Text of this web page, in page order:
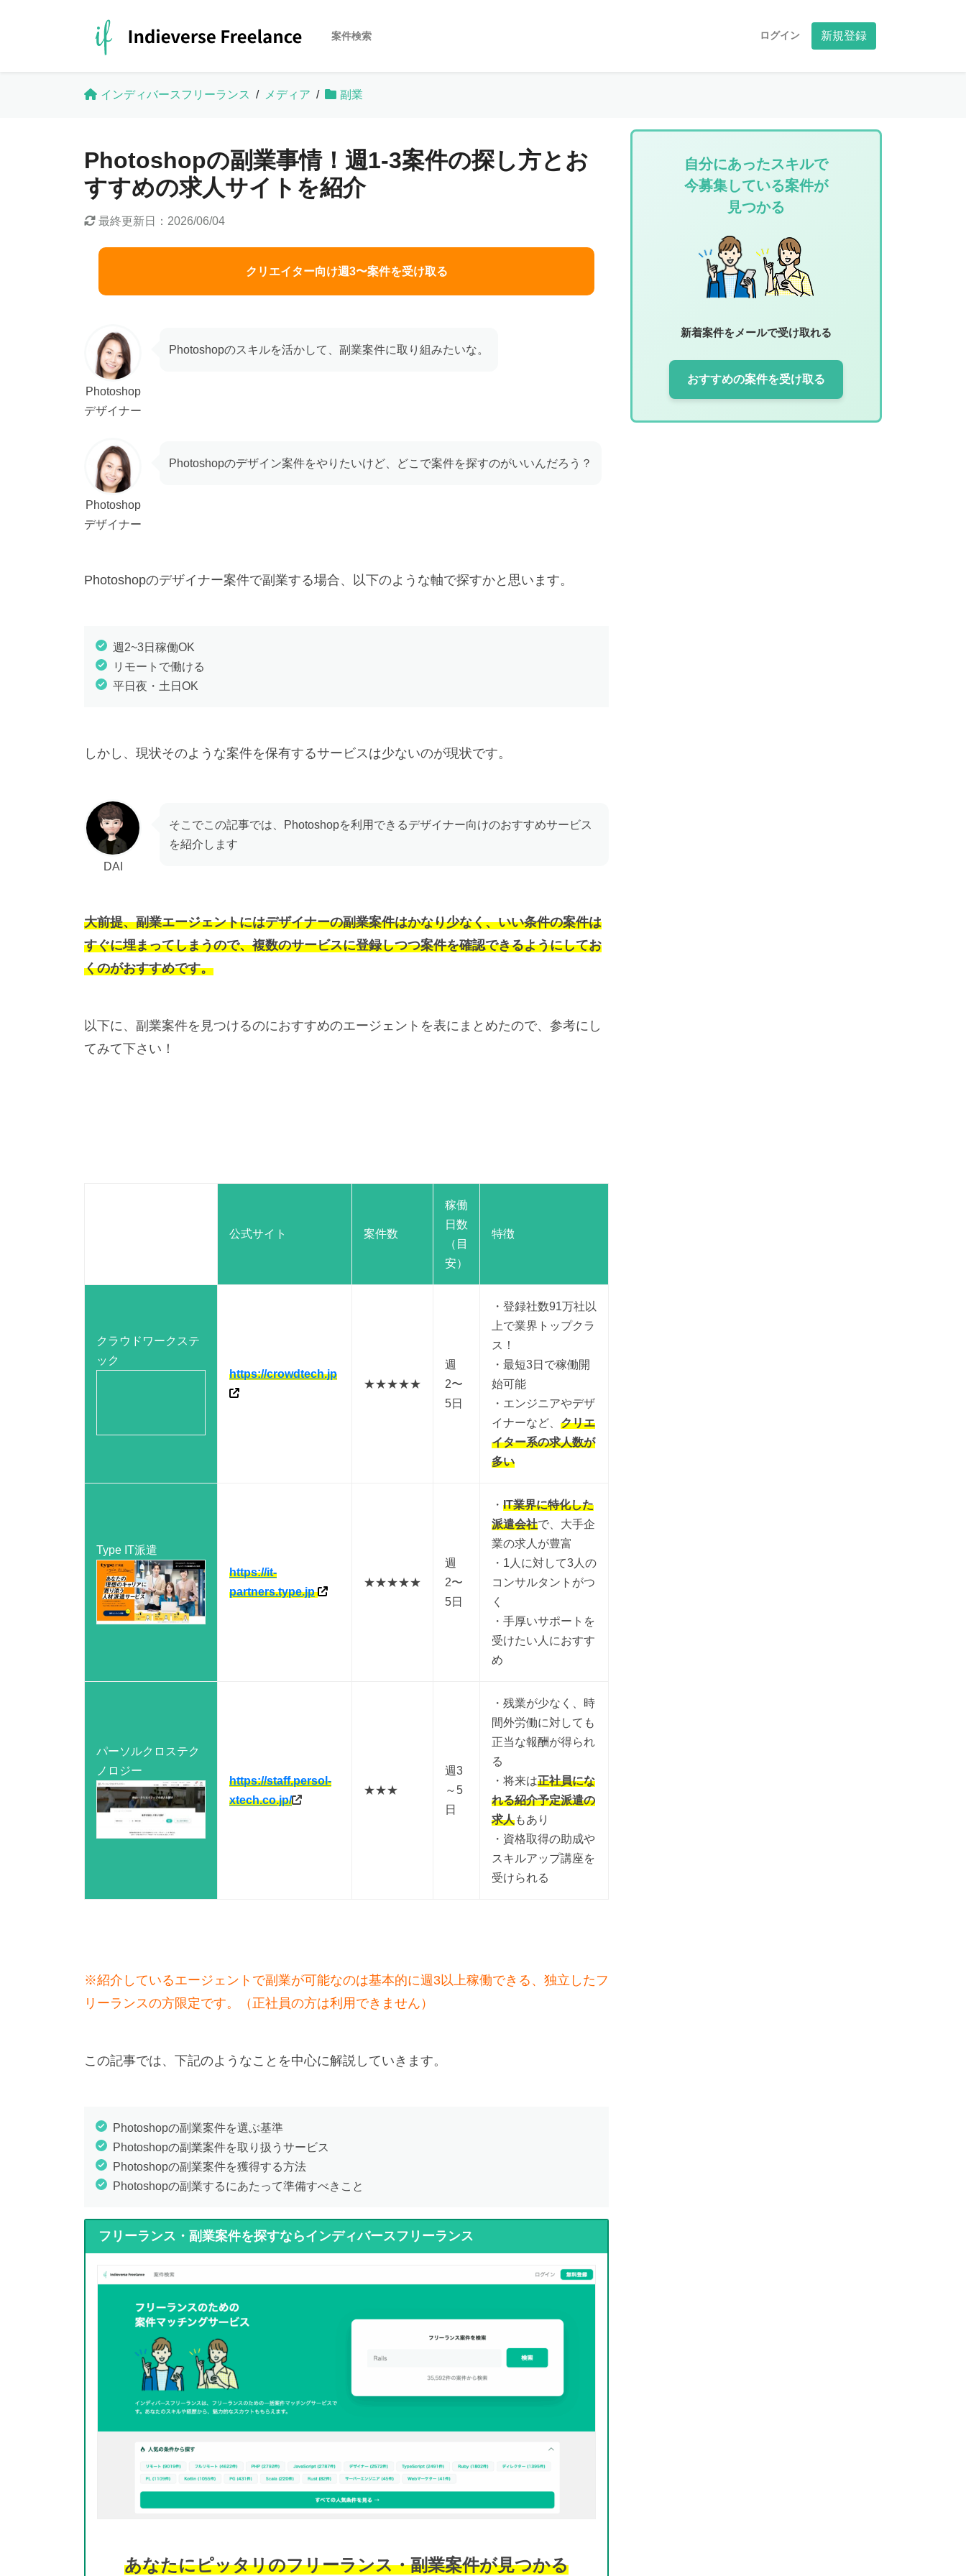
案件検索 ログイン 新規登録
インディバースフリーランス / メディア / 副業
Photoshopの副業事情！週1-3案件の探し方とお
すすめの求人サイトを紹介
最終更新日： 2026/06/04
クリエイター向け週3〜案件を受け取る
Photoshop
デザイナー
Photoshopのスキルを活かして、副業案件に取り組みたいな。
Photoshop
デザイナー
Photoshopのデザイン案件をやりたいけど、どこで案件を探すのがいいんだろう？
Photoshopのデザイナー案件で副業する場合、以下のような軸で探すかと思います。
週2~3日稼働OK
リモートで働ける
平日夜・土日OK
しかし、現状そのような案件を保有するサービスは少ないのが現状です。
DAI
そこでこの記事では、Photoshopを利用できるデザイナー向けのおすすめサービス
を紹介します
大前提、副業エージェントにはデザイナーの副業案件はかなり少なく、いい条件の案件は
すぐに埋まってしまうので、複数のサービスに登録しつつ案件を確認できるようにしてお
くのがおすすめです。
以下に、副業案件を見つけるのにおすすめのエージェントを表にまとめたので、参考にし
てみて下さい！
公式サイト 案件数
稼働
日数
（目
安）
特徴
クラウドワークステ
ック
https://crowdtech.jp
★★★★★
週
2〜
5日
・登録社数91万社以
上で業界トップクラ
ス！
・最短3日で稼働開
始可能
・エンジニアやデザ
イナーなど、 クリエ
イター系の求人数が
多い
Type IT派遣
https://it-
partners.type.jp
★★★★★
週
2〜
5日
・ IT業界に特化した
派遣会社で、大手企
業の求人が豊富
・1人に対して3人の
コンサルタントがつ
く
・手厚いサポートを
受けたい人におすす
め
パーソルクロステク
ノロジー
https://staff.persol-
xtech.co.jp/
★★★
週3
～5
日
・残業が少なく、時
間外労働に対しても
正当な報酬が得られ
る
・将来は正社員にな
れる紹介予定派遣の
求人もあり
・資格取得の助成や
スキルアップ講座を
受けられる
※紹介しているエージェントで副業が可能なのは基本的に週3以上稼働できる、独立したフ
リーランスの方限定です。（正社員の方は利用できません）
この記事では、下記のようなことを中心に解説していきます。
Photoshopの副業案件を選ぶ基準
Photoshopの副業案件を取り扱うサービス
Photoshopの副業案件を獲得する方法
Photoshopの副業するにあたって準備すべきこと
フリーランス・副業案件を探すならインディバースフリーランス
あなたにピッタリのフリーランス・副業案件が見つかる
自分にあったスキルで
今募集している案件が
見つかる
新着案件をメールで受け取れる
おすすめの案件を受け取る